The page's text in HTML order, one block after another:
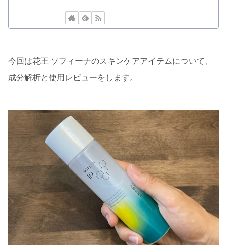
今回は花王 ソフィーナのスキンケアアイテムについて、
成分解析と使用レビューをします。